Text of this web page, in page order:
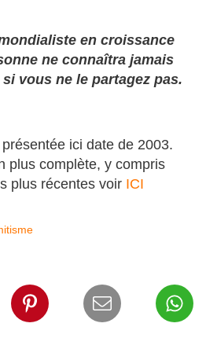
en croissance
ne connaîtra jamais
vous ne le partagez pas.
ici date de 2003.
plus complète, y compris
plus récentes voir ICI